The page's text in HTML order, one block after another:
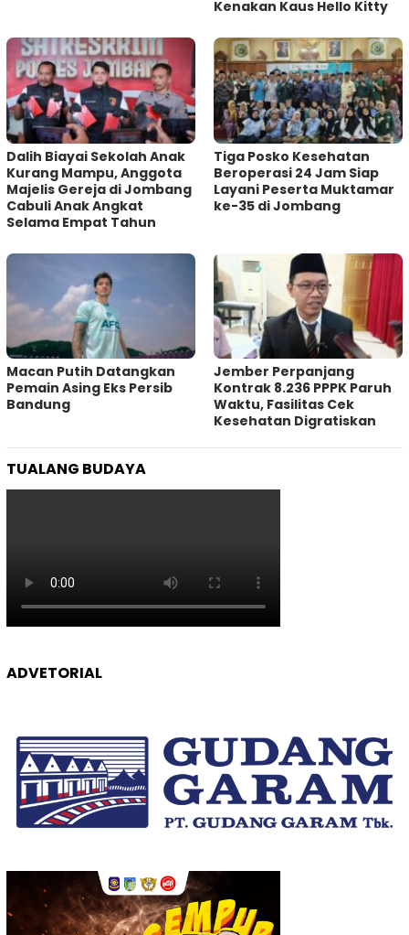
Kenakan Kaus Hello Kitty
Dalih Biayai Sekolah Anak
Kurang Mampu, Anggota
Majelis Gereja di Jombang
Cabuli Anak Angkat
Selama Empat Tahun
Tiga Posko Kesehatan
Beroperasi 24 Jam Siap
Layani Peserta Muktamar
ke-35 di Jombang
Macan Putih Datangkan
Pemain Asing Eks Persib
Bandung
Jember Perpanjang
Kontrak 8.236 PPPK Paruh
Waktu, Fasilitas Cek
Kesehatan Digratiskan
TUALANG BUDAYA
ADVETORIAL